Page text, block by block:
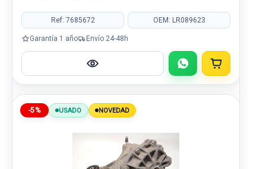
Ref: 7685672 OEM: LR089623
Garantía 1 año Envío 24-48h
-5% USADO NOVEDAD